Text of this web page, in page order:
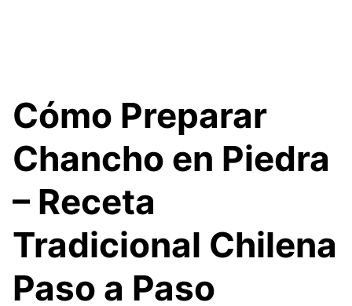
Cómo Preparar
Chancho en Piedra
– Receta
Tradicional Chilena
Paso a Paso